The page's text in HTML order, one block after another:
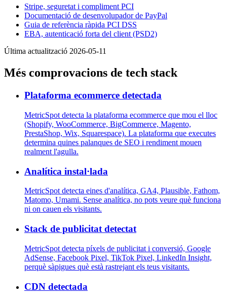
Stripe, seguretat i compliment PCI
Documentació de desenvolupador de PayPal
Guia de referència ràpida PCI DSS
EBA, autenticació forta del client (PSD2)
Última actualització 2026-05-11
Més comprovacions de tech stack
Plataforma ecommerce detectada
MetricSpot detecta la plataforma ecommerce que mou el lloc
(Shopify, WooCommerce, BigCommerce, Magento,
PrestaShop, Wix, Squarespace). La plataforma que executes
determina quines palanques de SEO i rendiment mouen
realment l'agulla.
Analítica instal·lada
MetricSpot detecta eines d'analítica, GA4, Plausible, Fathom,
Matomo, Umami. Sense analítica, no pots veure què funciona
ni on cauen els visitants.
Stack de publicitat detectat
MetricSpot detecta píxels de publicitat i conversió, Google
AdSense, Facebook Pixel, TikTok Pixel, LinkedIn Insight,
perquè sàpigues què està rastrejant els teus visitants.
CDN detectada